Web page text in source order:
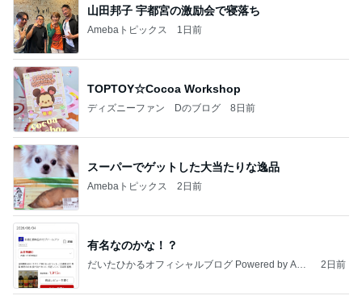
山田邦子 宇都宮の激励会で寝落ち
Amebaトピックス 1日前
TOPTOY☆Cocoa Workshop
ディズニーファン Dのブログ 8日前
スーパーでゲットした大当たりな逸品
Amebaトピックス 2日前
有名なのかな！？
だいたひかるオフィシャルブログ Powered by Ame
2日前